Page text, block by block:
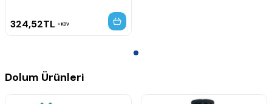
324,52TL KDV
Dolum Ürünleri